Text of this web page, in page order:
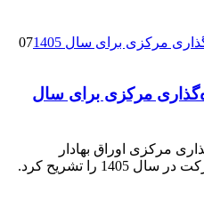
07
مرکزی برای سال
مرکزی اوراق بهادار
را تشریح کرد.